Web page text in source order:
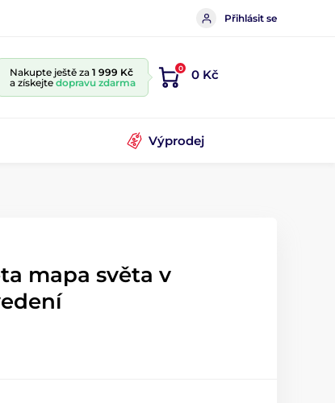
Přihlásit se
Nakupte ještě za 1 999 Kč
a získejte dopravu zdarma
0 0 Kč
Výprodej
mapa světa v